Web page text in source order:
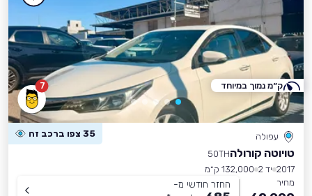
7
עפולה 35 צפו ברכב זה
טויוטה קורולה50TH
2017 יד 2
132,000 ק״מ
מחיר
החזר חודשי מ-
ק״מ נמוך במיוחד